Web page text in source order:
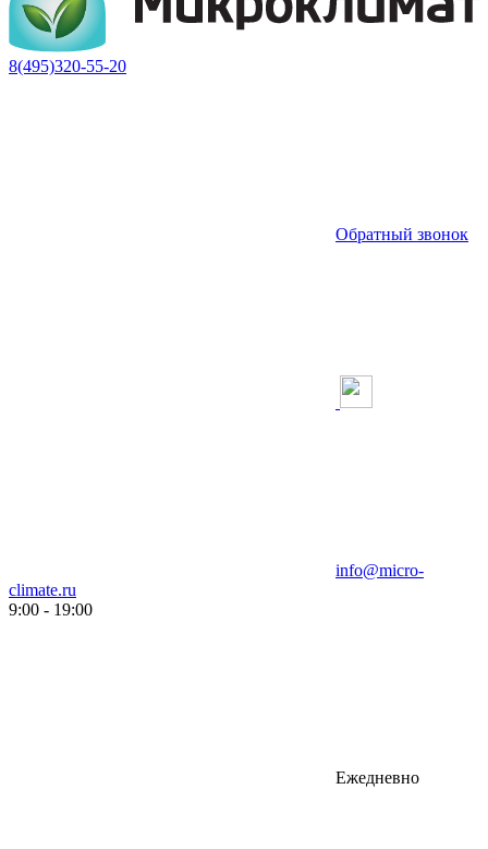
8(495)320-55-20
Обратный звонок
info@micro-
climate.ru
9:00 - 19:00
Ежедневно